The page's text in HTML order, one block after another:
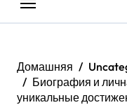
Домашняя
Биография и
уникальные